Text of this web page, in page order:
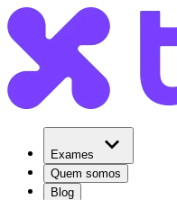
Exames
Quem somos
Blog